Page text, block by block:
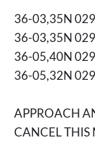
36-03,35N
36-03,35N
36-05,40N
36-05,32N
APPROACH
CANCEL THIS